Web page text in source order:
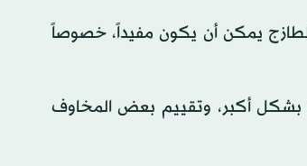
الطازج يمكن أن يكون مفيداً، خصوصاً
بشكل أكبر، وتقييم بعض المخاوف